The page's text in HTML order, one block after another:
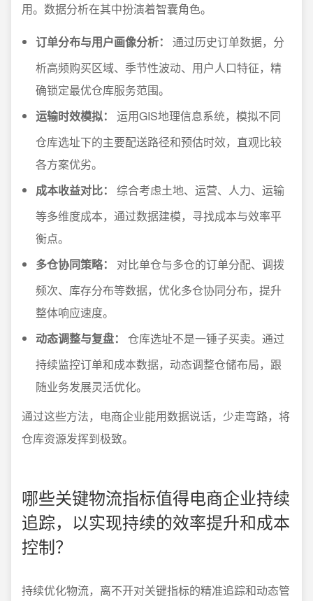
用。数据分析在其中扮演着智囊角色。
订单分布与用户画像分析：
通过历史订单数据，分
析高频购买区域、季节性波动、用户人口特征，精
确锁定最优仓库服务范围。
运输时效模拟：
运用GIS地理信息系统，模拟不同
仓库选址下的主要配送路径和预估时效，直观比较
各方案优劣。
成本收益对比：
综合考虑土地、运营、人力、运输
等多维度成本，通过数据建模，寻找成本与效率平
衡点。
多仓协同策略：
对比单仓与多仓的订单分配、调拨
频次、库存分布等数据，优化多仓协同分布，提升
整体响应速度。
动态调整与复盘：
仓库选址不是一锤子买卖。通过
持续监控订单和成本数据，动态调整仓储布局，跟
随业务发展灵活优化。
通过这些方法，电商企业能用数据说话，少走弯路，将
仓库资源发挥到极致。
哪些关键物流指标值得电商企业持续
追踪，以实现持续的效率提升和成本
控制？
持续优化物流，离不开对关键指标的精准追踪和动态管